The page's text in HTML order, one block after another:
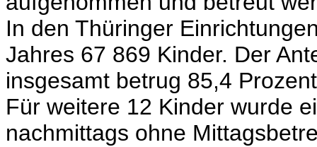
In den Thüringer
Jahres 67 869 Kinder. Der
insgesamt betrug 85,4
Für weitere 12 Kinder wurde
nachmittags ohne